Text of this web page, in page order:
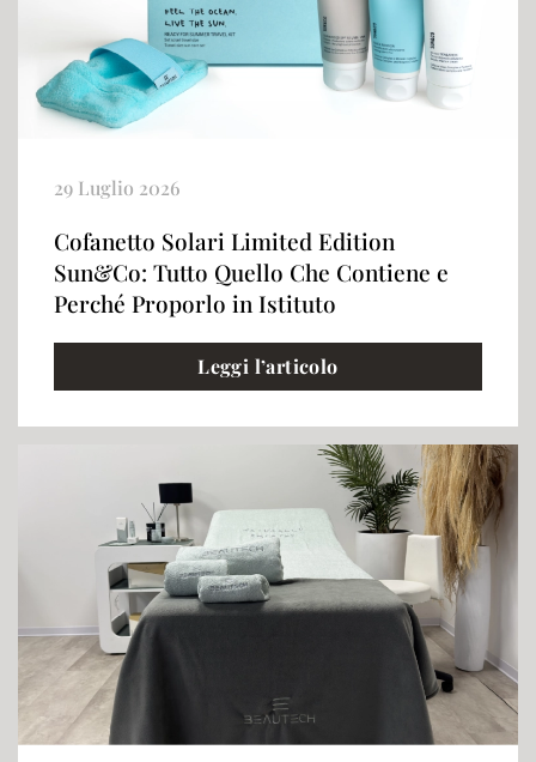
29 Luglio 2026
Cofanetto Solari Limited Edition
Sun&Co: Tutto Quello Che Contiene e
Perché Proporlo in Istituto
Leggi l’articolo